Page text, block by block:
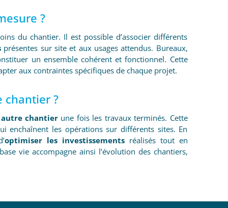
?
du chantier. Il est possible d’associer différents
présentes sur site et aux usages attendus. Bureaux,
un ensemble cohérent et fonctionnel. Cette
aux contraintes spécifiques de chaque projet.
chantier ?
chantierune fois les travaux terminés. Cette
enchaînent les opérations sur différents sites. En
optimiser les investissementsréalisés tout en
vie accompagne ainsi l’évolution des chantiers,